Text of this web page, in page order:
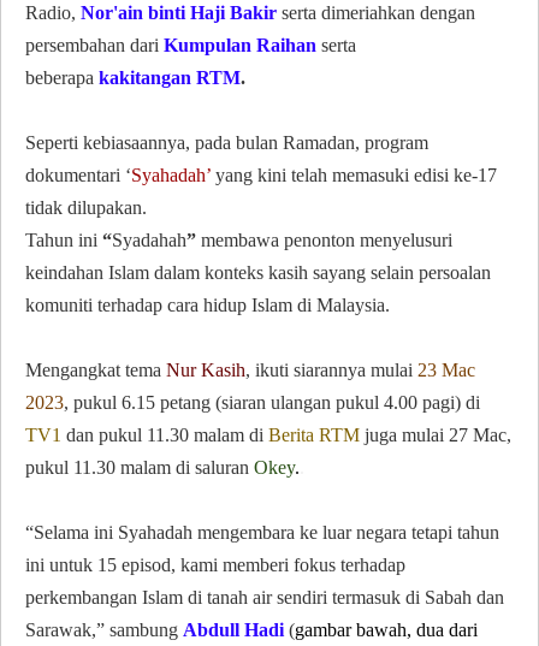
Radio, Nor'ain binti Haji Bakir serta dimeriahkan dengan
persembahan dari Kumpulan Raihan serta
beberapa kakitangan RTM.
Seperti kebiasaannya, pada bulan Ramadan, program
dokumentari ‘Syahadah’ yang kini telah memasuki edisi ke-17
tidak dilupakan.
Tahun ini “Syadahah” membawa penonton menyelusuri
keindahan Islam dalam konteks kasih sayang selain persoalan
komuniti terhadap cara hidup Islam di Malaysia.
Mengangkat tema Nur Kasih, ikuti siarannya mulai 23 Mac
2023, pukul 6.15 petang (siaran ulangan pukul 4.00 pagi) di
TV1 dan pukul 11.30 malam di Berita RTM juga mulai 27 Mac,
pukul 11.30 malam di saluran Okey.
“Selama ini Syahadah mengembara ke luar negara tetapi tahun
ini untuk 15 episod, kami memberi fokus terhadap
perkembangan Islam di tanah air sendiri termasuk di Sabah dan
Sarawak,” sambung Abdull Hadi (gambar bawah, dua dari